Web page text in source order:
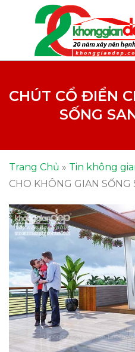
CHÚT CỔ ĐIỂN
SỐNG
Trang Chủ » Tin không
CHO KHÔNG GIAN SỐNG